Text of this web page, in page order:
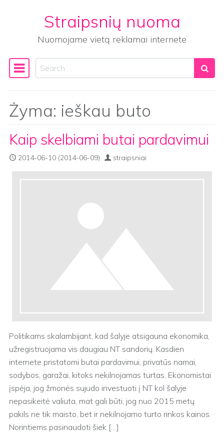
Straipsnių nuoma
Nuomojame vietą reklamai internete
Main Navigation
Search
Žyma: ieškau buto
Kaip skelbiami butai pardavimui
2014-06-10 (2014-06-09) straipsniai
Politikams skalambijant, kad šalyje atsigauna ekonomika,
užregistruojama vis daugiau NT sandorių. Kasdien
internete pristatomi butai pardavimui, privatūs namai,
sodybos, garažai, kitoks nekilnojamas turtas. Ekonomistai
įspėja, jog žmonės sujudo investuoti į NT kol šalyje
nepasikeitė valiuta, mat gali būti, jog nuo 2015 metų
pakils ne tik maisto, bet ir nekilnojamo turto rinkos kainos.
Norintiems pasinaudoti šiek […]